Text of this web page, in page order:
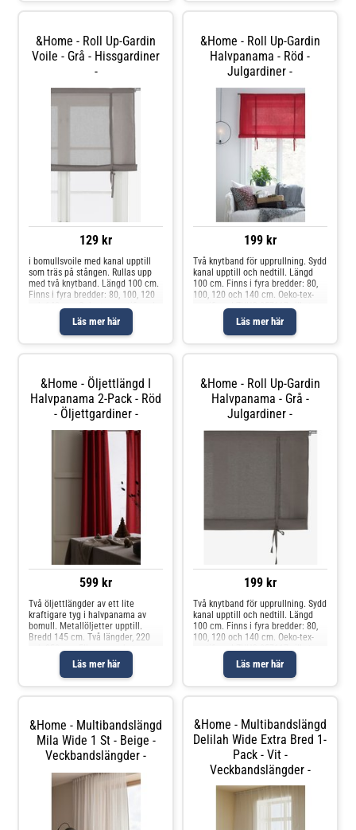
&Home - Roll Up-Gardin
Voile - Grå - Hissgardiner
-
129 kr
Läs mer här
i bomullsvoile med kanal upptill
som träs på stången. Rullas upp
med två knytband. Längd 100 cm.
Finns i fyra bredder: 80, 100, 120
och 140 cm. Oeko-tex-certifierad
ZHHO 057117 vilket innebär att
produkten har testats och
uppfyller Oeko-tex krav för
&Home - Roll Up-Gardin
Halvpanama - Röd -
Julgardiner -
199 kr
Läs mer här
Två knytband för upprullning. Sydd
kanal upptill och nedtill. Längd
100 cm. Finns i fyra bredder: 80,
100, 120 och 140 cm. Oeko-tex-
certifierad ZHHO 057117 vilket
innebär att produkten har testats
och uppfyller Oeko-tex krav för att
inte orsaka några
&Home - Öljettlängd I
Halvpanama 2-Pack - Röd
- Öljettgardiner -
599 kr
Läs mer här
Två öljettlängder av ett lite
kraftigare tyg i halvpanama av
bomull. Metallöljetter upptill.
Bredd 145 cm. Två längder, 220
med Better Cotton för att
förbättra bomullsodlingar över
hela världen. Better Cotton är en
&Home - Roll Up-Gardin
Halvpanama - Grå -
Julgardiner -
199 kr
Läs mer här
Två knytband för upprullning. Sydd
kanal upptill och nedtill. Längd
100 cm. Finns i fyra bredder: 80,
100, 120 och 140 cm. Oeko-tex-
innebär att produkten har testats
och uppfyller Oeko-tex krav för att
inte orsaka några
&Home - Multibandslängd
Mila Wide 1 St - Beige -
Veckbandslängder -
&Home - Multibandslängd
Delilah Wide Extra Bred 1-
Pack - Vit -
Veckbandslängder -